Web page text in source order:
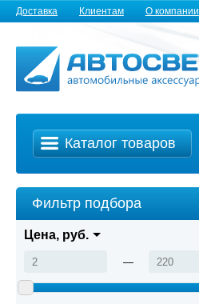
Доставка Клиентам О компании
Каталог товаров
Фильтр подбора
Цена, руб.
—